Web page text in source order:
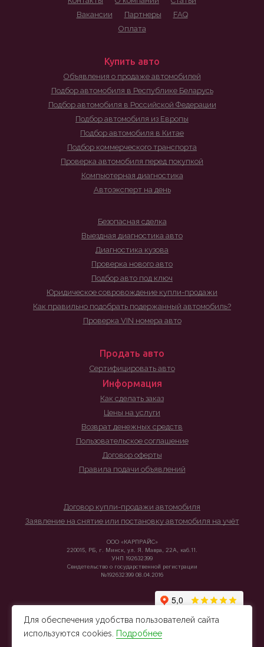
Вакансии
Партнеры
FAQ
Оплата
Купить авто
Объявления о продаже автомобилей
Подбор автомобиля в Республике Беларусь
Подбор автомобиля в Российской Федерации
Подбор автомобиля из Европы
Подбор автомобиля в Китае
Подбор коммерческого транспорта
Проверка автомобиля перед покупкой
Компьютерная диагностика
Автоэксперт на день
Безопасная сделка
Выездная диагностика авто
Диагностика кузова
Проверка нового авто
Подбор авто под ключ
Юридическое совровождение купли-продажи
Как правильно подобрать подержанный автомобиль?
Проверка VIN номера авто
Продать авто
Сертифицировать авто
Информация
Как сделать заказ
Цены на услуги
Возврат денежных средств
Пользовательское соглашение
Договор оферты
Правила подачи объявлений
Договор купли-продажи автомобиля
Заявление на снятие или постановку автомобиля на учёт
ООО «КАРПРАЙС»
220015, РБ, г. Минск, ул. Я. Мавра, 22А, каб.11.
УНП 192632399
Свидетельство о государственной регистрации
№192632399 08.04.2016
Для обеспечения удобства пользователей сайта
используются cookies.
Подробнее